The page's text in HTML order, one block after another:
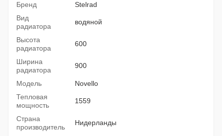
Бренд
Stelrad
Вид
радиатора
водяной
Высота
радиатора
600
Ширина
радиатора
900
Модель
Novello
Тепловая
мощность
1559
Страна
производитель
Нидерланды